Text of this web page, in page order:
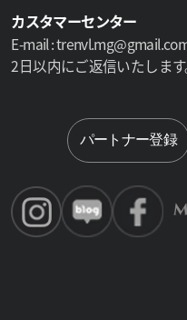
カスタマーセンター
E-mail :
2日以内にご返信いたしま
パートナー登録